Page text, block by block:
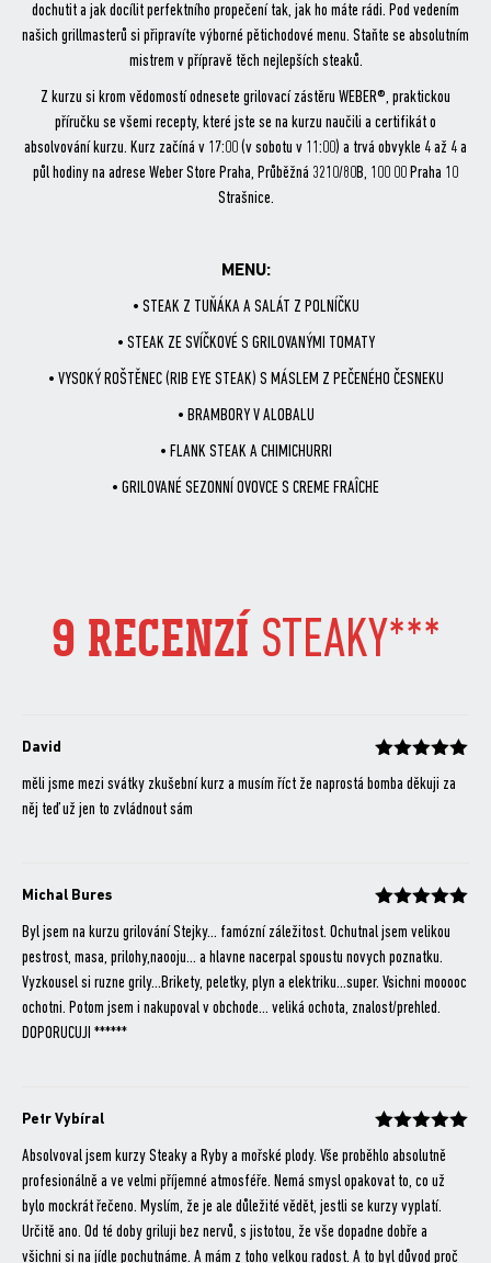
dochutit a jak docílit perfektního propečení tak, jak ho máte rádi. Pod vedením
našich grillmasterů si připravíte výborné pětichodové menu. Staňte se absolutním
mistrem v přípravě těch nejlepších steaků.
Z kurzu si krom vědomostí odnesete grilovací zástěru WEBER®, praktickou
příručku se všemi recepty, které jste se na kurzu naučili a certifikát o
absolvování kurzu. Kurz začíná v 17:00 (v sobotu v 11:00) a trvá obvykle 4 až 4 a
půl hodiny na adrese Weber Store Praha, Průběžná 3210/80B, 100 00 Praha 10
Strašnice.
MENU:
• STEAK Z TUŇÁKA A SALÁT Z POLNÍČKU
• STEAK ZE SVÍČKOVÉ S GRILOVANÝMI TOMATY
• VYSOKÝ ROŠTĚNEC (RIB EYE STEAK) S MÁSLEM Z PEČENÉHO ČESNEKU
• BRAMBORY V ALOBALU
• FLANK STEAK A CHIMICHURRI
• GRILOVANÉ SEZONNÍ OVOVCE S CREME FRAÎCHE
9 RECENZÍ STEAKY***
David
měli jsme mezi svátky zkušební kurz a musím říct že naprostá bomba děkuji za
něj teď už jen to zvládnout sám
Michal Bures
Byl jsem na kurzu grilování Stejky… famózní záležitost. Ochutnal jsem velikou
pestrost, masa, prilohy,naooju… a hlavne nacerpal spoustu novych poznatku.
Vyzkousel si ruzne grily…Brikety, peletky, plyn a elektriku…super. Vsichni mooooc
ochotni. Potom jsem i nakupoval v obchode… veliká ochota, znalost/prehled.
DOPORUCUJI ******
Petr Vybíral
Absolvoval jsem kurzy Steaky a Ryby a mořské plody. Vše proběhlo absolutně
profesionálně a ve velmi příjemné atmosféře. Nemá smysl opakovat to, co už
bylo mockrát řečeno. Myslím, že je ale důležité vědět, jestli se kurzy vyplatí.
Určitě ano. Od té doby griluji bez nervů, s jistotou, že vše dopadne dobře a
všichni si na jídle pochutnáme. A mám z toho velkou radost. A to byl důvod proč